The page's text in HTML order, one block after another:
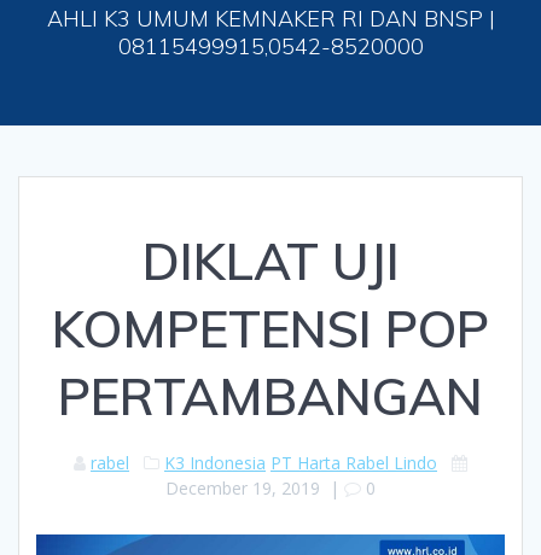
AHLI K3 UMUM KEMNAKER RI DAN BNSP |
08115499915,0542-8520000
DIKLAT UJI
KOMPETENSI POP
PERTAMBANGAN
rabel K3 Indonesia PT Harta Rabel Lindo
December 19, 2019 | 0